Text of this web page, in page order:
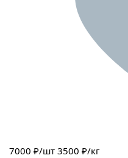
7000 ₽/шт 3500 ₽/кг